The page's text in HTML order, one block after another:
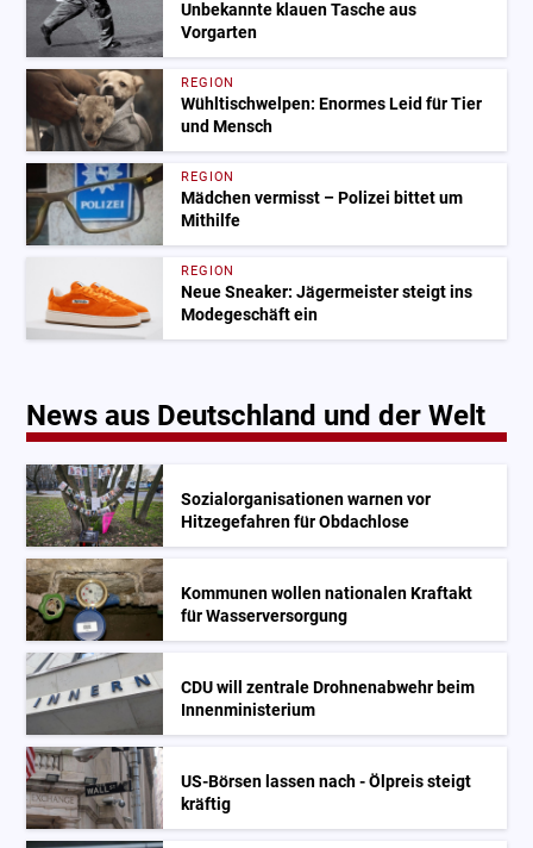
Unbekannte klauen Tasche aus
Vorgarten
REGION
Wühltischwelpen: Enormes Leid für Tier
und Mensch
REGION
Mädchen vermisst – Polizei bittet um
Mithilfe
REGION
Neue Sneaker: Jägermeister steigt ins
Modegeschäft ein
News aus Deutschland und der Welt
Sozialorganisationen warnen vor
Hitzegefahren für Obdachlose
Kommunen wollen nationalen Kraftakt
für Wasserversorgung
CDU will zentrale Drohnenabwehr beim
Innenministerium
US-Börsen lassen nach - Ölpreis steigt
kräftig